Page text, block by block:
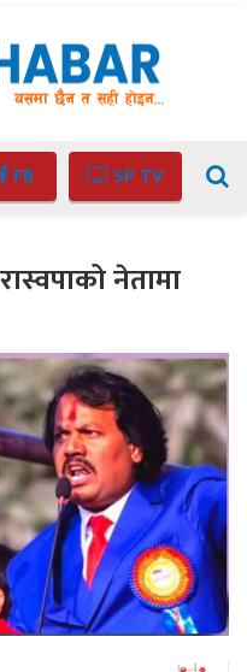
FB SP TV
नेतामा